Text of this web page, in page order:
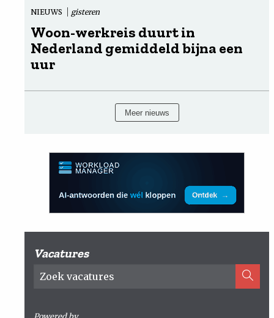
NIEUWS gisteren
Woon-werkreis duurt in
Nederland gemiddeld bijna een
uur
Meer nieuws
Vacatures
Powered by